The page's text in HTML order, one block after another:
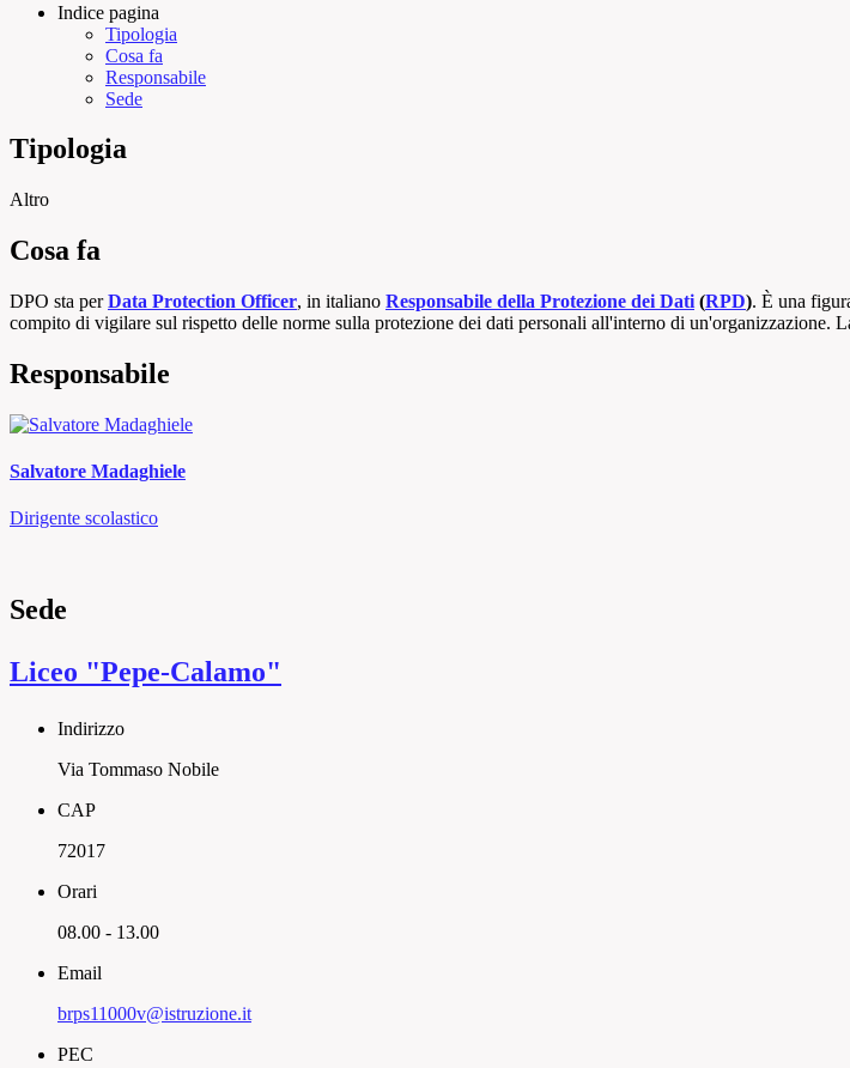
Indice pagina
Tipologia
Cosa fa
Responsabile
Sede
Tipologia
Altro
Cosa fa
DPO sta per Data Protection Officer, in italiano Responsabile della Protezione dei Dati (RPD). È una
compito di vigilare sul rispetto delle norme sulla protezione dei dati personali all'interno di un'organizzazione.
Responsabile
Salvatore Madaghiele
Dirigente scolastico
Sede
Liceo "Pepe-Calamo"
Indirizzo
Via Tommaso Nobile
CAP
72017
Orari
08.00 - 13.00
Email
brps11000v@istruzione.it
PEC